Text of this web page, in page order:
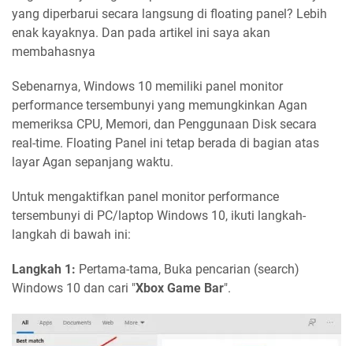
yang diperbarui secara langsung di floating panel? Lebih
enak kayaknya. Dan pada artikel ini saya akan
membahasnya
Sebenarnya, Windows 10 memiliki panel monitor
performance tersembunyi yang memungkinkan Agan
memeriksa CPU, Memori, dan Penggunaan Disk secara
real-time. Floating Panel ini tetap berada di bagian atas
layar Agan sepanjang waktu.
Untuk mengaktifkan panel monitor performance
tersembunyi di PC/laptop Windows 10, ikuti langkah-
langkah di bawah ini:
Langkah 1: Pertama-tama, Buka pencarian (search)
Windows 10 dan cari "Xbox Game Bar".